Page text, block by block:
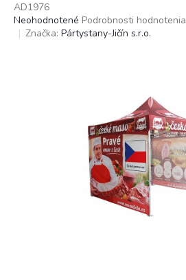
AD1976
Priemerné
hodnotenie
Neohodnotené Podrobnosti hodnotenia
Značka: Pártystany-Jičín s.r.o.